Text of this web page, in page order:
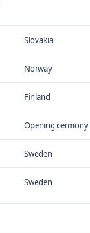
Slovakia
Norway
Finland
Opening cermony
Sweden
Sweden